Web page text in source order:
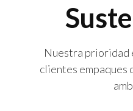
Nuestra prioridad
clientes empaques